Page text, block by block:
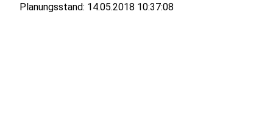
Planungsstand: 14.05.2018 10:37:08